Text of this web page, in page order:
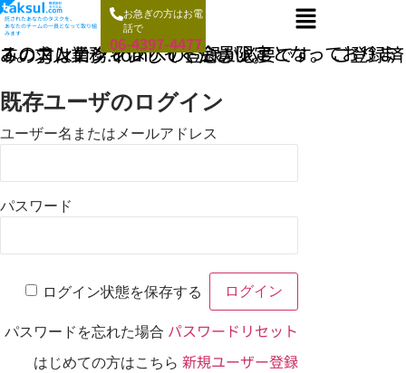
託されたあなたのタスクを、
あなたのチームの一員となって取り組
みます
お急ぎの方はお電
話で
06-4397-4477
このコンテンツはサイト会員限定となっております。求人業務.comへの登録が必要です。 ご登録済みの方はログインしてください。
既存ユーザのログイン
ユーザー名またはメールアドレス
パスワード
ログイン状態を保存する
パスワードを忘れた場合 パスワードリセット
はじめての方はこちら新規ユーザー登録